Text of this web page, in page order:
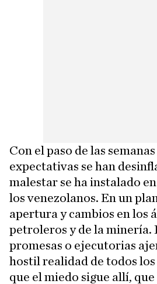
Con el paso de las
expectativas se han
malestar se ha instalado
los venezolanos. En un
apertura y cambios en los
petroleros y de la minería.
promesas o ejecutorias
hostil realidad de todos los
que el miedo sigue allí,